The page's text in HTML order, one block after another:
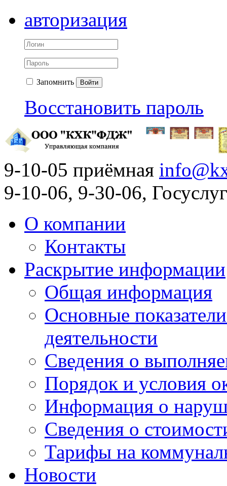
авторизация
Запомнить Войти
Восстановить пароль
9-10-05 приёмная
9-10-06, 9-30-06,
О компании
Контакты
Раскрытие информации
Общая информация
Основные
деятельности
Сведения о
Порядок и условия
Информация о
Сведения о
Тарифы на
Новости